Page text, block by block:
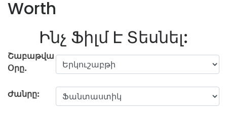
Worth
Ինչ Ֆիլմ Է Տեսնել:
Շաբաթվա
Օրը.
Ժանրը: